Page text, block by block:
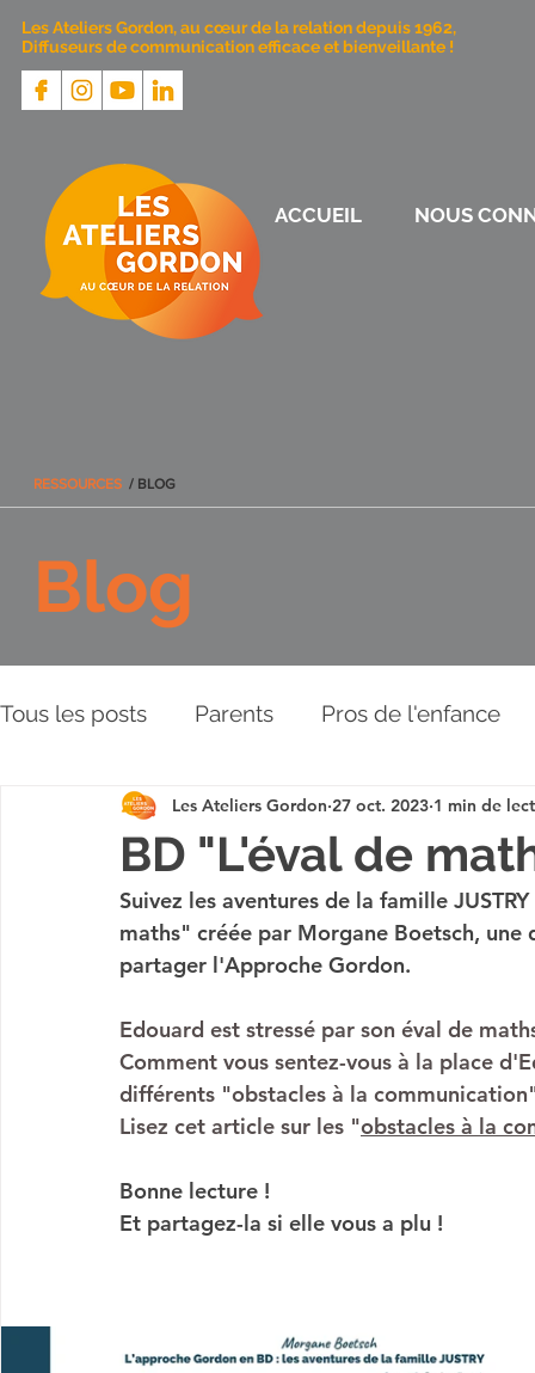
Les Ateliers Gordon, au cœur de la relation depuis 1962,
Diffuseurs de communication efficace et bienveillante !
RESSOURCES / BLOG
Blog
Tous les posts Parents Pros de l'enfance
Les Piliers de l'Approche Relations aux
Plaidoyer BD Vidéos
BD "L'éval de
Les Ateliers Gordon 27 oct. 2023 1 min de
Suivez les aventures de la famille
maths" créée par Morgane Boetsch,
partager l'Approche Gordon.
Edouard est stressé par son éval de
Comment vous sentez-vous à la place
différents "obstacles à la
Lisez cet article sur les "obstacles à la
Bonne lecture !
Et partagez-la si elle vous a plu !
ACCUEIL NOUS